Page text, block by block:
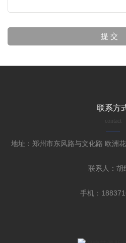
联系方
contact
地址：郑州市东风路与文化路 欧洲
联系人：胡
手机：